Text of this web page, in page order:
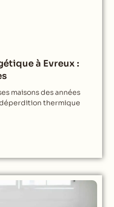
à Evreux :
maisons des années
thermique